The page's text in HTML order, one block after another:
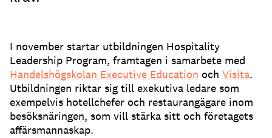
I november startar utbildningen Hospitality
Leadership Program, framtagen i samarbete med
Handelshögskolan Executive Education och Visita.
Utbildningen riktar sig till exekutiva ledare som
exempelvis hotellchefer och restaurangägare inom
besöksnäringen, som vill stärka sitt och företagets
affärsmannaskap.